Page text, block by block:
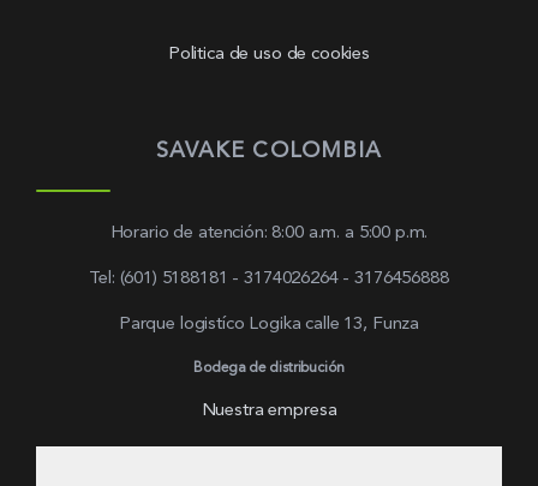
Politica de uso de cookies
SAVAKE COLOMBIA
Horario de atención: 8:00 a.m. a 5:00 p.m.
Tel: (601) 5188181 - 3174026264 - 3176456888
Parque logistíco Logika calle 13, Funza
Bodega de distribución
Nuestra empresa